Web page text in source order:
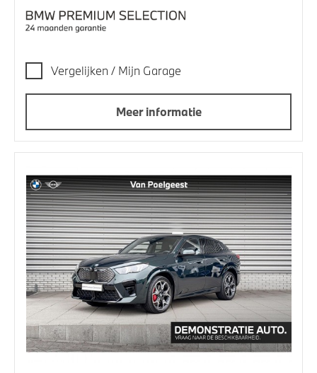
Vergelijken / Mijn Garage
Meer informatie